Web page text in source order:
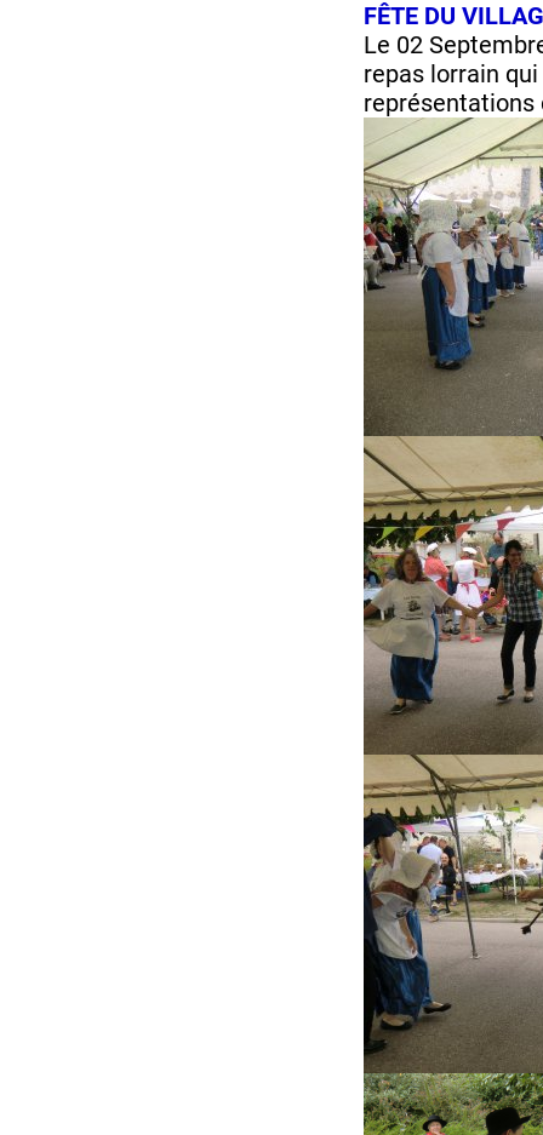
FÊTE DU
Le 02
repas lorrain
représentations